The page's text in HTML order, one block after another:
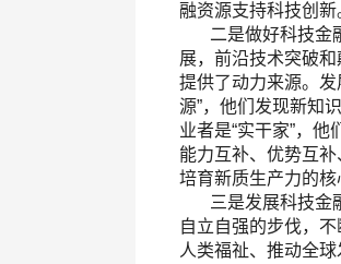
融资源支持科技创
二是做好科技金融
展，前沿技术突破
提供了动力来源。
源”，他们发现新知
业者是“实干家”，
能力互补、优势互
培育新质生产力的核
三是发展科技金融
自立自强的步伐，
人类福祉、推动全